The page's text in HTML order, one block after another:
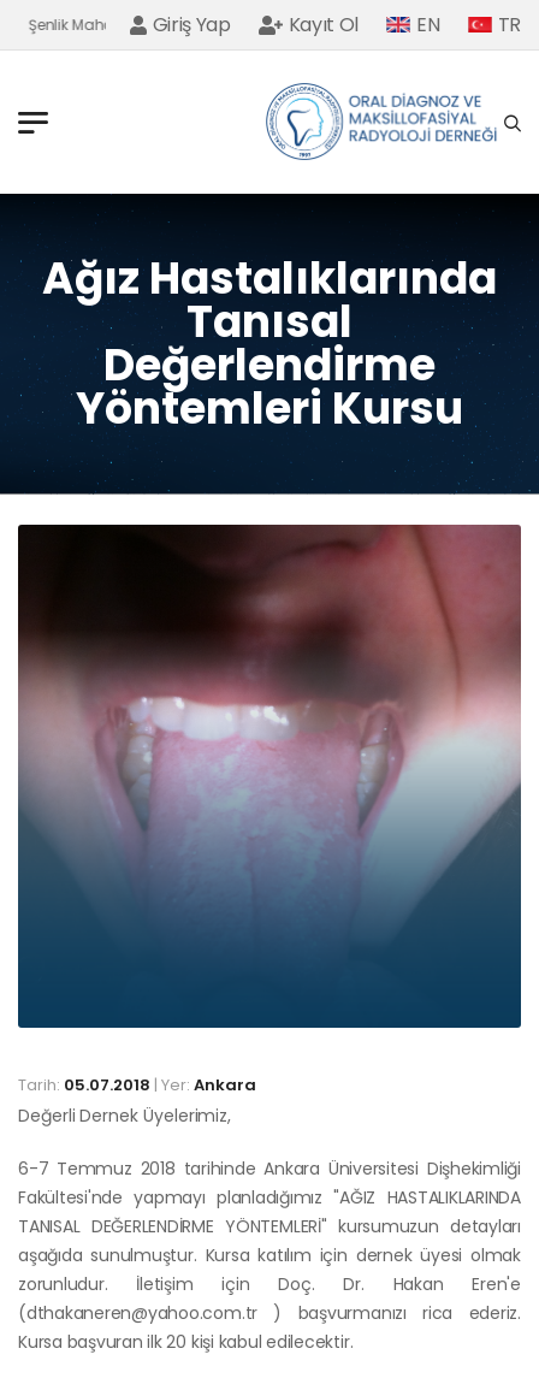
Şenlik Mahallesi Baldıran Sokak No. 48/4 Keçiören/Ankara
Giriş Yap Kayıt Ol EN TR
Ağız Hastalıklarında
Tanısal
Değerlendirme
Yöntemleri Kursu
Tarih: 05.07.2018 | Yer: Ankara
Değerli Dernek Üyelerimiz,
6-7 Temmuz 2018 tarihinde Ankara Üniversitesi Dişhekimliği
Fakültesi'nde yapmayı planladığımız "AĞIZ HASTALIKLARINDA
TANISAL DEĞERLENDİRME YÖNTEMLERİ" kursumuzun detayları
aşağıda sunulmuştur. Kursa katılım için dernek üyesi olmak
zorunludur. İletişim için Doç. Dr. Hakan Eren'e
(dthakaneren@yahoo.com.tr ) başvurmanızı rica ederiz.
Kursa başvuran ilk 20 kişi kabul edilecektir.